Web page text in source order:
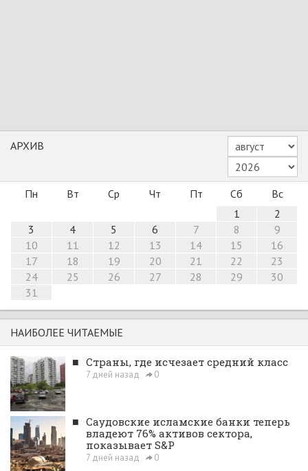
АРХИВ
Пн Вт Ср Чт Пт Сб
Вс
1
2
3
4 5 6 7 8
9
10
11 12 13 14 15
16
17
18 19 20 21 22
23
24
25 26 27 28 29
30
31
НАИБОЛЕЕ ЧИТАЕМЫЕ
■ Страны, где исчезает средний класс
7 дней назад 0
■ Саудовские исламские банки теперь
владеют 76% активов сектора,
показывает S&P
7 дней назад 0